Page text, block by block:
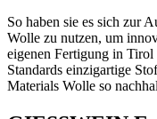
So haben sie es sich zur
Wolle zu nutzen, um
eigenen Fertigung in
Standards einzigartige
Materials Wolle so